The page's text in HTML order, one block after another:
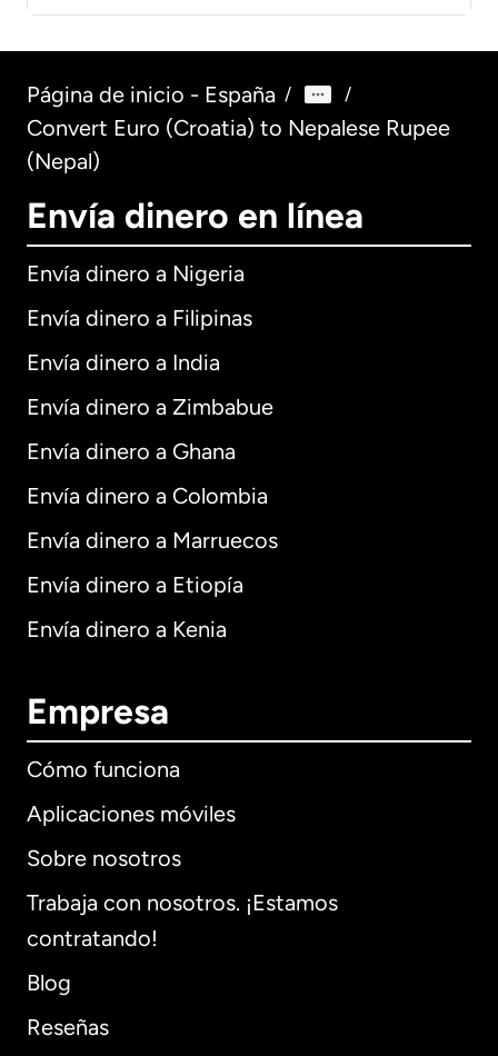
Página de inicio - España / /
Convert Euro (Croatia) to Nepalese Rupee
(Nepal)
Envía dinero en línea
Envía dinero a Nigeria
Envía dinero a Filipinas
Envía dinero a India
Envía dinero a Zimbabue
Envía dinero a Ghana
Envía dinero a Colombia
Envía dinero a Marruecos
Envía dinero a Etiopía
Envía dinero a Kenia
Empresa
Cómo funciona
Aplicaciones móviles
Sobre nosotros
Trabaja con nosotros. ¡Estamos
contratando!
Blog
Reseñas